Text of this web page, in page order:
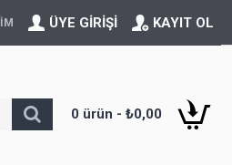
ÜYE GIRIŞI KAYIT OL
0 ürün - ₺0,00